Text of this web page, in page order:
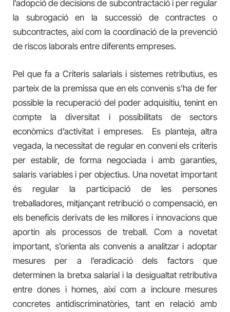
l’adopció de decisions de subcontractació i per regular
la subrogació en la successió de contractes o
subcontractes, així com la coordinació de la prevenció
de riscos laborals entre diferents empreses.
Pel que fa a Criteris salarials i sistemes retributius, es
parteix de la premissa que en els convenis s’ha de fer
possible la recuperació del poder adquisitiu, tenint en
compte la diversitat i possibilitats de sectors
econòmics d’activitat i empreses. Es planteja, altra
vegada, la necessitat de regular en conveni els criteris
per establir, de forma negociada i amb garanties,
salaris variables i per objectius. Una novetat important
és regular la participació de les persones
treballadores, mitjançant retribució o compensació, en
els beneficis derivats de les millores i innovacions que
aportin als processos de treball. Com a novetat
important, s’orienta als convenis a analitzar i adoptar
mesures per a l’eradicació dels factors que
determinen la bretxa salarial i la desigualtat retributiva
entre dones i homes, així com a incloure mesures
concretes antidiscriminatòries, tant en relació amb